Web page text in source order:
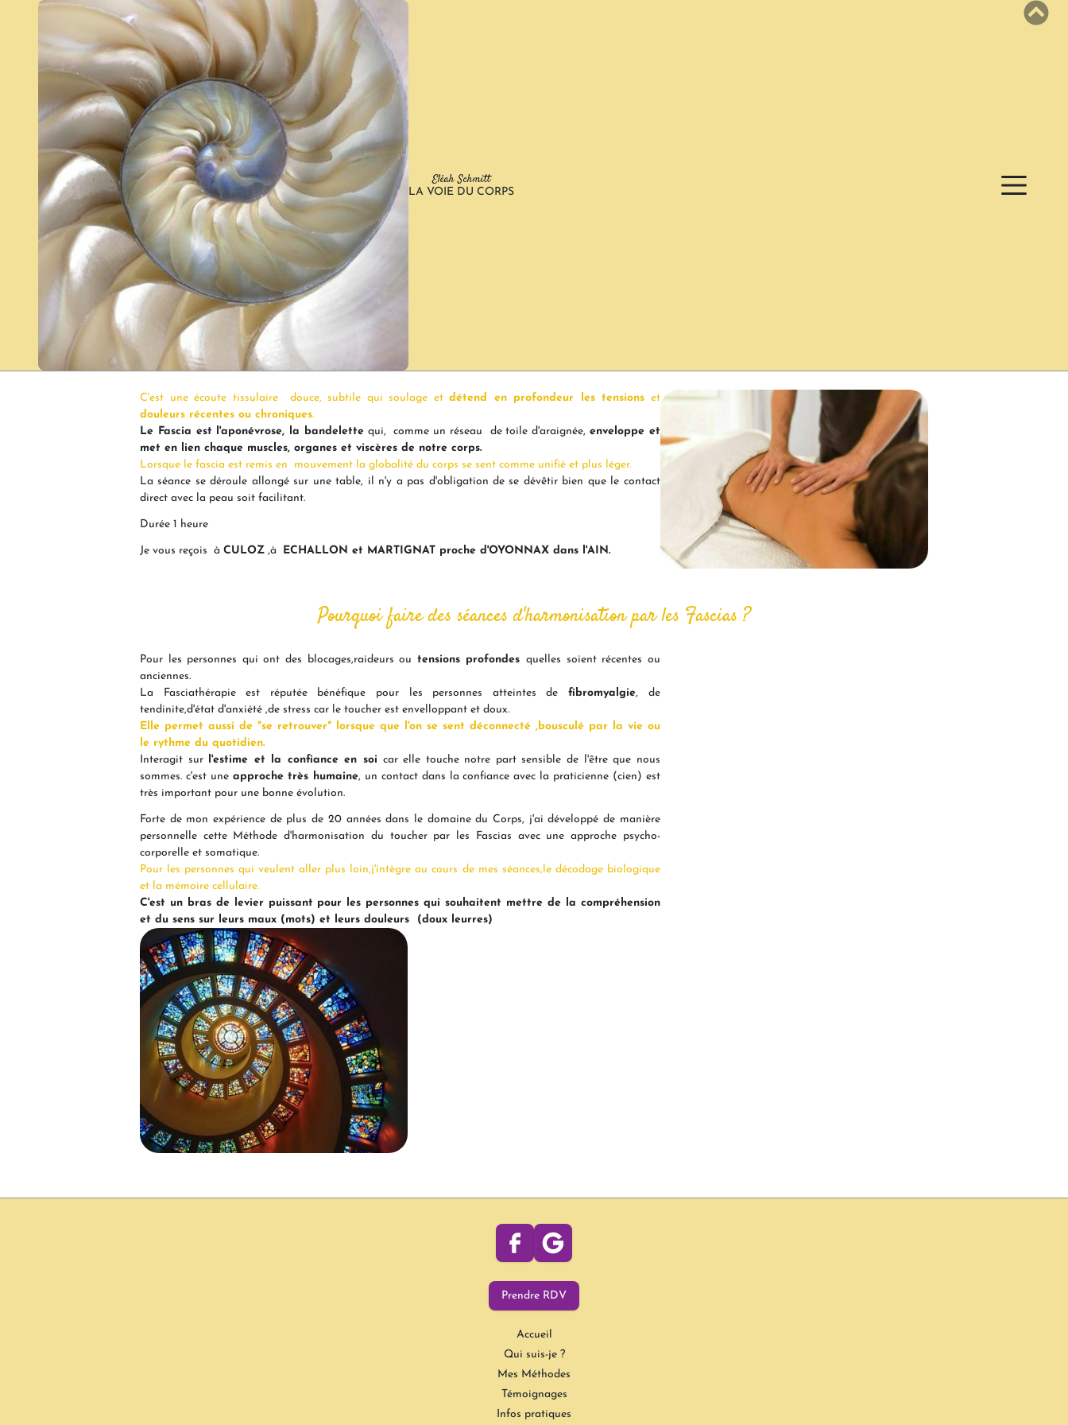
Eléah Schmitt
LA VOIE DU CORPS
C'est une écoute tissulaire douce, subtile qui soulage etdétend en profondeur les tensions et
douleurs récentes ou chroniques.
Le Fascia est l'aponévrose, la bandelettequi, comme un réseau de toile d'araignée, enveloppe et
met en lien chaque muscles, organes et viscères de notre corps.
Lorsque le fascia est remis en mouvement la globalité du corps se sent comme unifié et plus léger.
La séance se déroule allongé sur une table, il n'y a pas d'obligation de se dévêtir bien que le contact
direct avec la peau soit facilitant.
Durée 1 heure
Je vous reçois à CULOZ ,à ECHALLON et MARTIGNAT proche d'OYONNAX dans l'AIN.
Pourquoi faire des séances d'harmonisation par les Fascias ?
Pour les personnes qui ont des blocages,raideurs ou tensions profondes quelles soient récentes ou
anciennes.
La Fasciathérapie est réputée bénéfique pour les personnes atteintes defibromyalgie, de
tendinite,d'état d'anxiété ,de stress car le toucher est envelloppant et doux.
Elle permet aussi de "se retrouver" lorsque que l'on se sent déconnecté ,bousculé par la vie ou
le rythme du quotidien.
Interagit sur l'estime et la confiance en soi car elle touche notre part sensible de l'être que nous
sommes. c'est une approche très humaine, un contact dans la confiance avec la praticienne (cien) est
très important pour une bonne évolution.
Forte de mon expérience de plus de 20 années dans le domaine du Corps, j'ai développé de manière
personnelle cette Méthode d'harmonisation du toucher par les Fascias avec une approche psycho-
corporelle et somatique.
Pour les personnes qui veulent aller plus loin,j'intègre au cours de mes séances,le décodage biologique
et la mémoire cellulaire.
C'est un bras de levier puissant pour les personnes qui souhaitent mettre de la compréhension
et du sens sur leurs maux (mots) et leurs douleurs (doux leurres)
Prendre RDV
Accueil
Qui suis-je ?
Mes Méthodes
Témoignages
Infos pratiques